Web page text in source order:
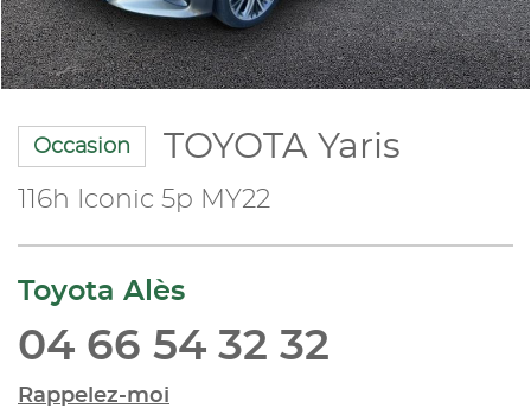
Occasion TOYOTA Yaris
116h Iconic 5p MY22
Toyota Alès
04 66 54 32 32
Rappelez-moi